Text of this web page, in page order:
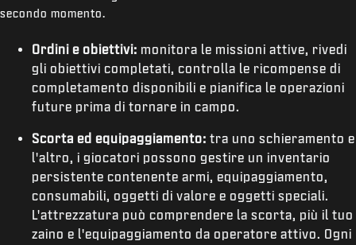
secondo momento.
Ordini e obiettivi: monitora le missioni attive, rivedi
gli obiettivi completati, controlla le ricompense di
completamento disponibili e pianifica le operazioni
future prima di tornare in campo.
Scorta ed equipaggiamento: tra uno schieramento e
l'altro, i giocatori possono gestire un inventario
persistente contenente armi, equipaggiamento,
consumabili, oggetti di valore e oggetti speciali.
L'attrezzatura può comprendere la scorta, più il tuo
zaino e l'equipaggiamento da operatore attivo. Ogni